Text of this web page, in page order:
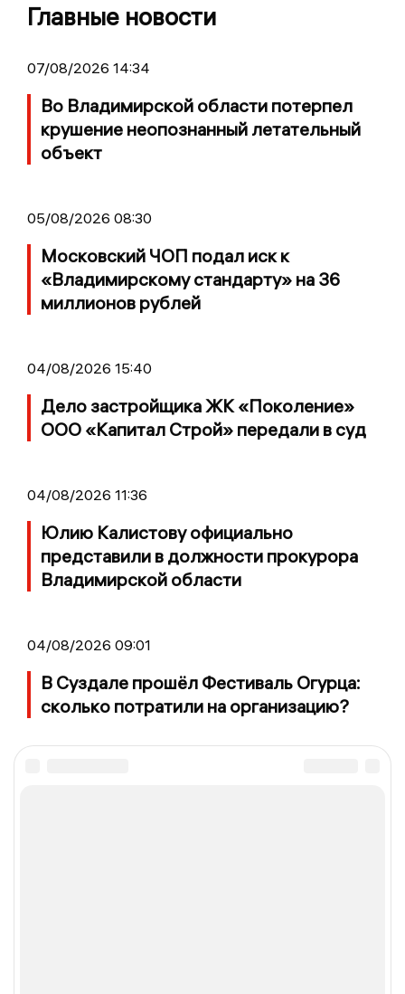
Главные новости
07/08/2026 14:34
Во Владимирской области потерпел
крушение неопознанный летательный
объект
05/08/2026 08:30
Московский ЧОП подал иск к
«Владимирскому стандарту» на 36
миллионов рублей
04/08/2026 15:40
Дело застройщика ЖК «Поколение»
ООО «Капитал Строй» передали в суд
04/08/2026 11:36
Юлию Калистову официально
представили в должности прокурора
Владимирской области
04/08/2026 09:01
В Суздале прошёл Фестиваль Огурца:
сколько потратили на организацию?